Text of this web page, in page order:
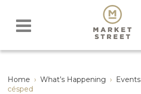
Home › What’s Happening › Events
césped